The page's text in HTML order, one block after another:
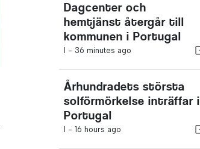
Dagcenter och
hemtjänst återgår till
kommunen i Portugal
I - 36 minutes ago
Århundradets största
solförmörkelse inträffar i
Portugal
I - 16 hours ago